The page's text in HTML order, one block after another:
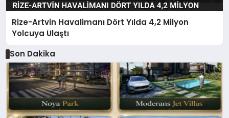
Rize-Artvin Havalimanı Dört Yılda 4,2 Milyon
Yolcuya Ulaştı
Son Dakika